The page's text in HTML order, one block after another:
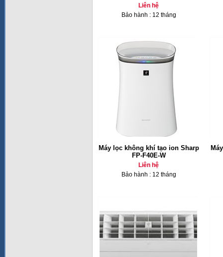
Liên hệ
Bảo hành : 12 tháng
Máy lọc không khí tạo ion Sharp
FP-F40E-W
Liên hệ
Bảo hành : 12 tháng